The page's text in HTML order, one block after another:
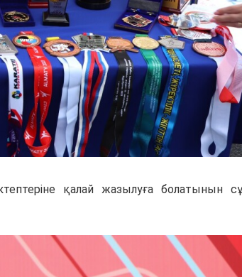
қалай жазылуға болатынын